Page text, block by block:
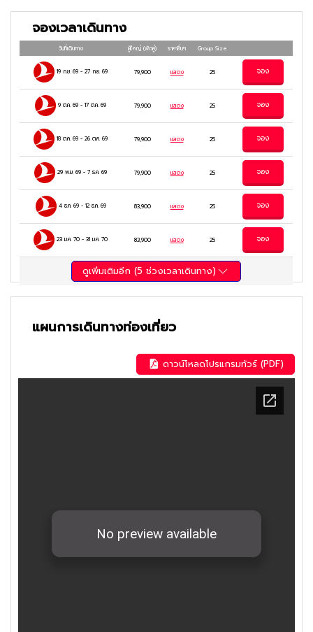
จองเวลาเดินทาง
วันที่เดินทาง ผู้ใหญ่(พักคู่) ราคาอื่นๆ Group Size
19 ก.ย. 69 -27 ก.ย. 69 79,900 แสดง 25 จอง
9 ต.ค. 69 -17 ต.ค. 69 79,900 แสดง 25 จอง
18 ต.ค. 69 -26 ต.ค. 69 79,900 แสดง 25 จอง
29 พ.ย. 69 -7 ธ.ค. 69 79,900 แสดง 25 จอง
4 ธ.ค. 69- 12 ธ.ค. 69 83,900 แสดง 25 จอง
23 ม.ค. 70 -31 ม.ค. 70 83,900 แสดง 25 จอง
ดูเพิ่มเติมอีก (5 ช่วงเวลาเดินทาง)
แผนการเดินทางท่องเที่ยว
ดาวน์โหลดโปรแกรมทัวร์ (PDF)